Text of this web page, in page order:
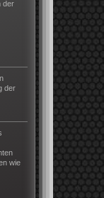
der
der
wie